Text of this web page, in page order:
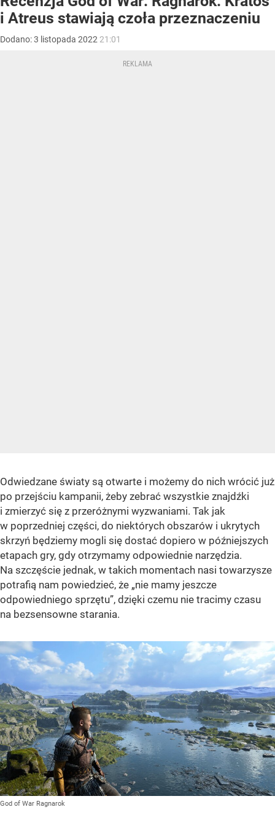
i Atreus stawiają czoła przeznaczeniu
Dodano:3 listopada 2022 21:01
Odwiedzane światy są otwarte i możemy do nich wrócić już
po przejściu kampanii, żeby zebrać wszystkie znajdźki
i zmierzyć się z przeróżnymi wyzwaniami. Tak jak
w poprzedniej części, do niektórych obszarów i ukrytych
skrzyń będziemy mogli się dostać dopiero w późniejszych
etapach gry, gdy otrzymamy odpowiednie narzędzia.
Na szczęście jednak, w takich momentach nasi towarzysze
potrafią nam powiedzieć, że „nie mamy jeszcze
odpowiedniego sprzętu”, dzięki czemu nie tracimy czasu
na bezsensowne starania.
God of War Ragnarok